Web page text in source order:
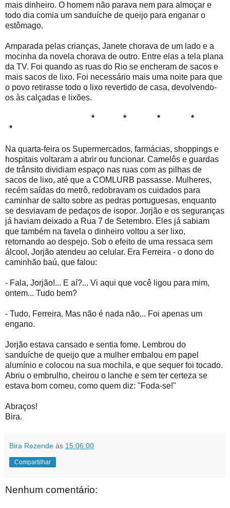
mais dinheiro. O homem não parava nem para almoçar e
todo dia comia um sanduíche de queijo para enganar o
estômago.
Amparada pelas crianças, Janete chorava de um lado e a
mocinha da novela chorava de outro. Entre elas a tela plana
da TV. Foi quando as ruas do Rio se encheram de sacos e
mais sacos de lixo. Foi necessário mais uma noite para que
o povo retirasse todo o lixo revertido de casa, devolvendo-
os às calçadas e lixões.
* * * *
*
Na quarta-feira os Supermercados, farmácias, shoppings e
hospitais voltaram a abrir ou funcionar. Camelôs e guardas
de trânsito dividiam espaço nas ruas com as pilhas de
sacos de lixo, até que a COMLURB passasse. Mulheres,
recém saídas do metrô, redobravam os cuidados para
caminhar de salto sobre as pedras portuguesas, enquanto
se desviavam de pedaços de isopor. Jorjão e os seguranças
já haviam deixado a Rua 7 de Setembro. Eles já sabiam
que também na favela o dinheiro voltou a ser lixo,
retornando ao despejo. Sob o efeito de uma ressaca sem
álcool, Jorjão atendeu ao celular. Era Ferreira - o dono do
caminhão baú, que falou:
- Fala, Jorjão!... E aí?... Vi aqui que você ligou para mim,
ontem... Tudo bem?
- Tudo, Ferreira. Mas não é nada não... Foi apenas um
engano.
Jorjão estava cansado e sentia fome. Lembrou do
sanduíche de queijo que a mulher embalou em papel
alumínio e colocou na sua mochila, e que sequer foi tocado.
Abriu o embrulho, cheirou o lanche e sem ter certeza se
estava bom comeu, como quem diz: "Foda-se!"
Abraços!
Bira.
Bira Rezende às 15:06:00
Compartilhar
Nenhum comentário: